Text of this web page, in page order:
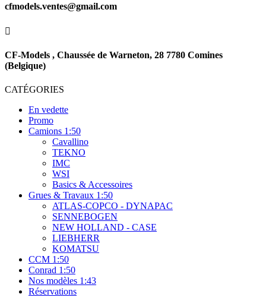
cfmodels.ventes@gmail.com

CF-Models , Chaussée de Warneton, 28 7780 Comines
(Belgique)
CATÉGORIES
En vedette
Promo
Camions 1:50
Cavallino
TEKNO
IMC
WSI
Basics & Accessoires
Grues & Travaux 1:50
ATLAS-COPCO - DYNAPAC
SENNEBOGEN
NEW HOLLAND - CASE
LIEBHERR
KOMATSU
CCM 1:50
Conrad 1:50
Nos modèles 1:43
Réservations